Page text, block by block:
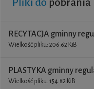
Pliki do pobrania
RECYTACJA gminny
Wielkość pliku: 206.62 KiB
PLASTYKA gminny
Wielkość pliku: 154.82 KiB